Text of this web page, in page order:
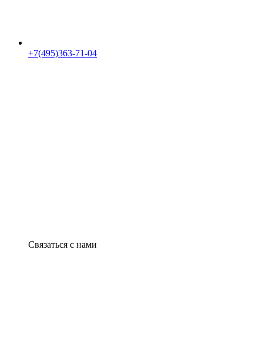
+7(495)363-71-04
Связаться с нами